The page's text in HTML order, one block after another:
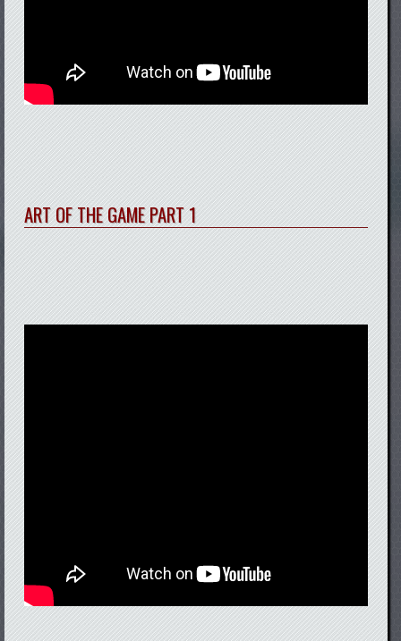
ART OF THE GAME PART 1